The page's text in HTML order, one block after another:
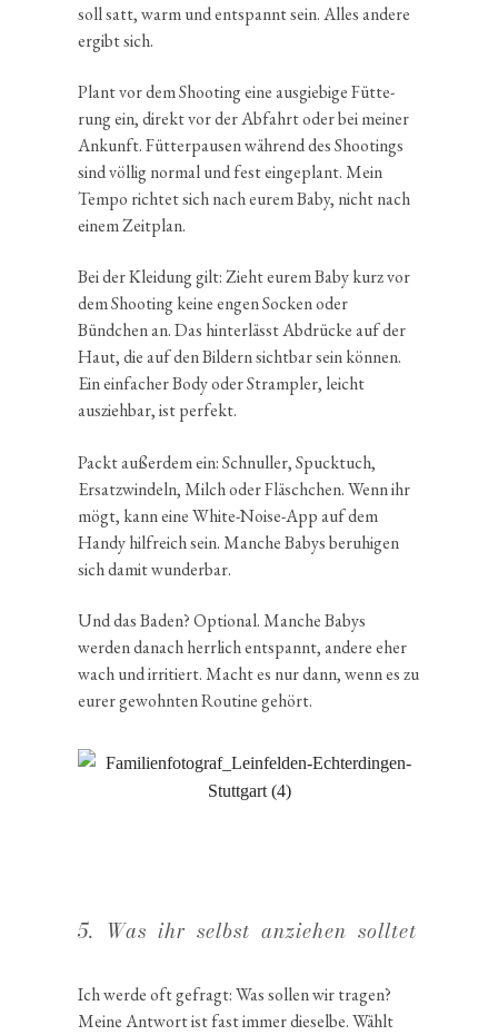
soll satt, warm und entspannt sein. Alles andere
ergibt sich.
Plant vor dem Shooting eine ausgie­bige Fütte­
rung ein, direkt vor der Abfahrt oder bei meiner
Ankunft. Fütter­pausen während des Shootings
sind völlig normal und fest einge­plant. Mein
Tempo richtet sich nach eurem Baby, nicht nach
einem Zeitplan.
Bei der Kleidung gilt: Zieht eurem Baby kurz vor
dem Shooting keine engen Socken oder
Bündchen an. Das hinter­lässt Abdrücke auf der
Haut, die auf den Bildern sichtbar sein können.
Ein einfa­cher Body oder Strampler, leicht
ausziehbar, ist perfekt.
Packt außerdem ein: Schnuller, Spuck­tuch,
Ersatz­win­deln, Milch oder Fläsch­chen. Wenn ihr
mögt, kann eine White-Noise-App auf dem
Handy hilfreich sein. Manche Babys beruhigen
sich damit wunderbar.
Und das Baden? Optional. Manche Babys
werden danach herrlich entspannt, andere eher
wach und irritiert. Macht es nur dann, wenn es zu
eurer gewohnten Routine gehört.
5. Was ihr selbst anziehen solltet
Ich werde oft gefragt: Was sollen wir tragen?
Meine Antwort ist fast immer dieselbe. Wählt